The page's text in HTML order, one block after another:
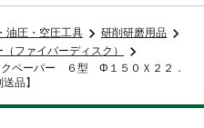
油圧・空圧工具
研削研磨用品
ファイバーディスク）
クペーパー ６型 Φ１５０Ｘ２２．
品】